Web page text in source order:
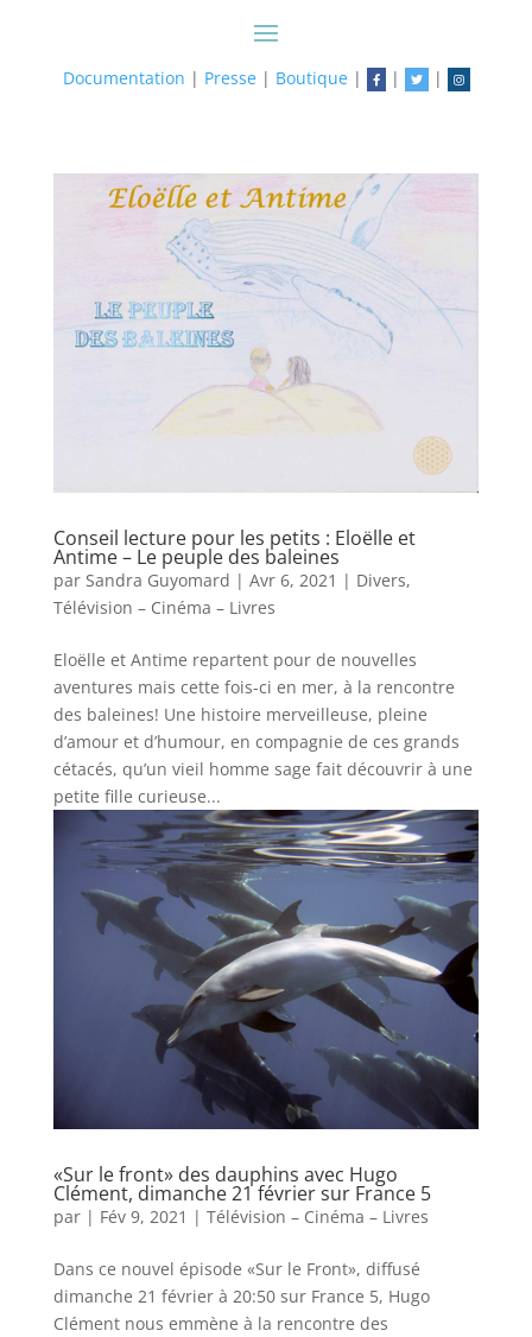
Documentation | Presse| Boutique| | |
Conseil lecture pour les petits : Eloëlle et
Antime – Le peuple des baleines
par Sandra Guyomard | Avr 6, 2021 | Divers,
Télévision – Cinéma – Livres
Eloëlle et Antime repartent pour de nouvelles
aventures mais cette fois-ci en mer, à la rencontre
des baleines! Une histoire merveilleuse, pleine
d’amour et d’humour, en compagnie de ces grands
cétacés, qu’un vieil homme sage fait découvrir à une
petite fille curieuse...
«Sur le front» des dauphins avec Hugo
Clément, dimanche 21 février sur France 5
par | Fév 9, 2021 | Télévision – Cinéma – Livres
Dans ce nouvel épisode «Sur le Front», diffusé
dimanche 21 février à 20:50 sur France 5, Hugo
Clément nous emmène à la rencontre des